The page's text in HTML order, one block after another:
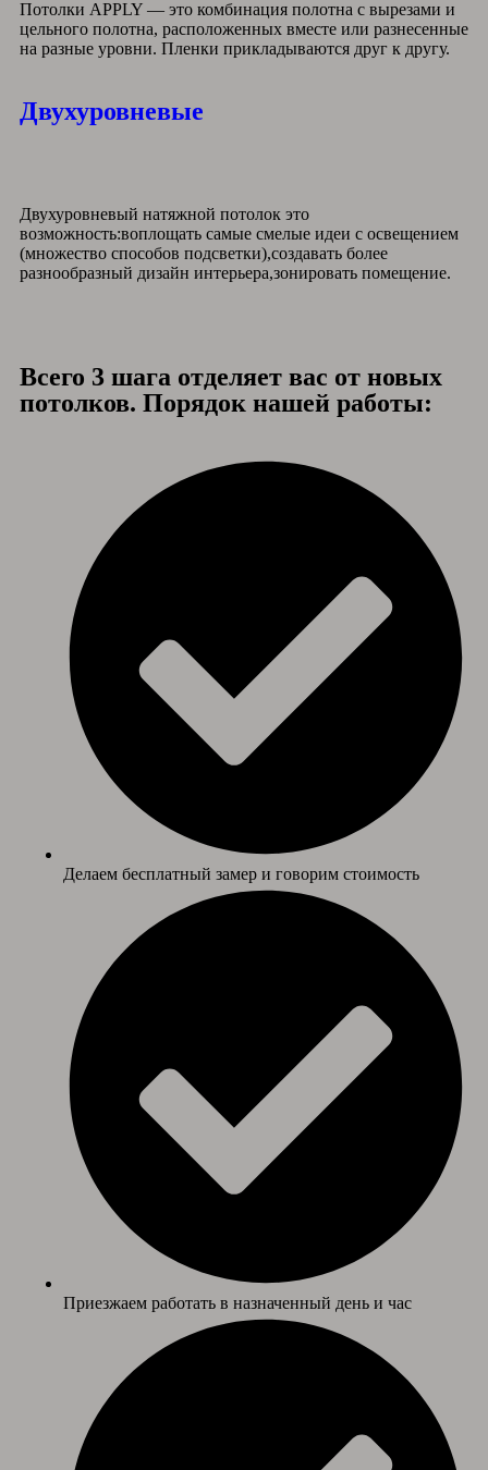
Потолки APPLY — это комбинация полотна с вырезами и
цельного полотна, расположенных вместе или разнесенные
на разные уровни. Пленки прикладываются друг к другу.
Двухуровневые
Двухуровневый натяжной потолок это
возможность:воплощать самые смелые идеи с освещением
(множество способов подсветки),создавать более
разнообразный дизайн интерьера,зонировать помещение.
Всего 3 шага отделяет вас от новых
потолков. Порядок нашей работы:
Делаем бесплатный замер и говорим стоимость
Приезжаем работать в назначенный день и час